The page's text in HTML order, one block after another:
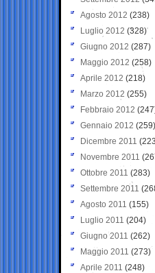
Agosto 2012 (238)
Luglio 2012 (328)
Giugno 2012 (287)
Maggio 2012 (258)
Aprile 2012 (218)
Marzo 2012 (255)
Febbraio 2012
Gennaio 2012 (259)
Dicembre 2011
Novembre 2011
Ottobre 2011 (283)
Settembre 2011
Agosto 2011 (155)
Luglio 2011 (204)
Giugno 2011 (262)
Maggio 2011 (273)
Aprile 2011 (248)